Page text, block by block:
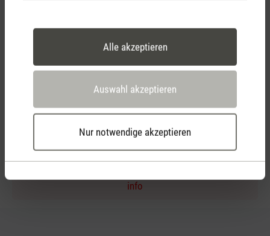
Alle akzeptieren
Auswahl akzeptieren
Nur notwendige akzeptieren
2 Jahre Garantie mit
eigenem Servicecenter
per Telefon
info